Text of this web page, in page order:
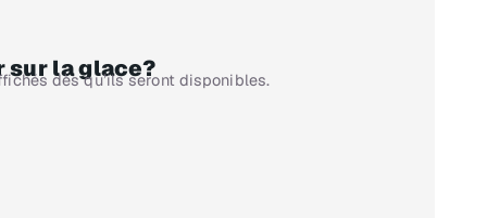
sur la glace?
dès qu’ils seront disponibles.